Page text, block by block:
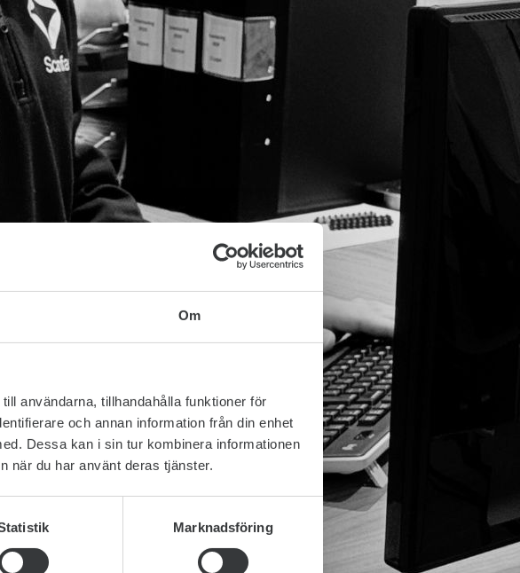
Om
användarna, tillhandahålla funktioner för
och annan information från din enhet
Dessa kan i sin tur kombinera informationen
när du har använt deras tjänster.
Marknadsföring